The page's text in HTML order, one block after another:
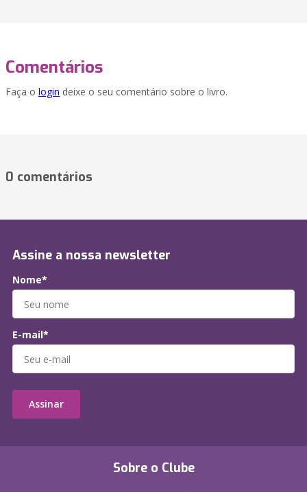
Comentários
Faça o login deixe o seu comentário sobre o livro.
0 comentários
Sobre o Clube
Assine a nossa newsletter
Nome*
E-mail*
Assinar